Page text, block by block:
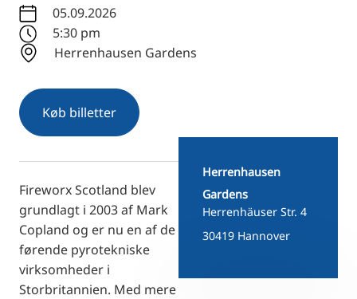
BG
05.09.2026
5:30 pm
Herrenhausen Gardens
Køb billetter
Fireworx Scotland blev
grundlagt i 2003 af Mark
Copland og er nu en af de
førende pyrotekniske
virksomheder i
Storbritannien. Med mere
Herrenhausen
Gardens
Herrenhäuser Str. 4
30419 Hannover